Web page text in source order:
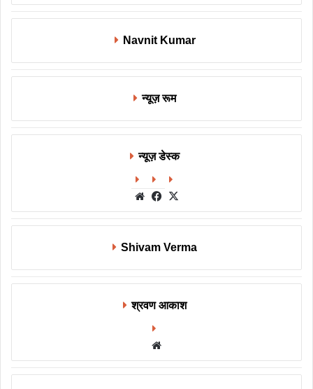
Navnit Kumar
न्यूज़ रूम
न्यूज़ डेस्क
WebsiteFacebook
Shivam Verma
श्रवण आकाश